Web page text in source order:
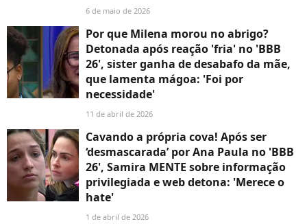
6 de maio de 2026
Por que Milena morou no abrigo?
Detonada após reação 'fria' no 'BBB
26', sister ganha de desabafo da mãe,
que lamenta mágoa: 'Foi por
necessidade'
11 de abril de 2026
Cavando a própria cova! Após ser
‘desmascarada’ por Ana Paula no 'BBB
26', Samira MENTE sobre informação
privilegiada e web detona: 'Merece o
hate'
1 de abril de 2026